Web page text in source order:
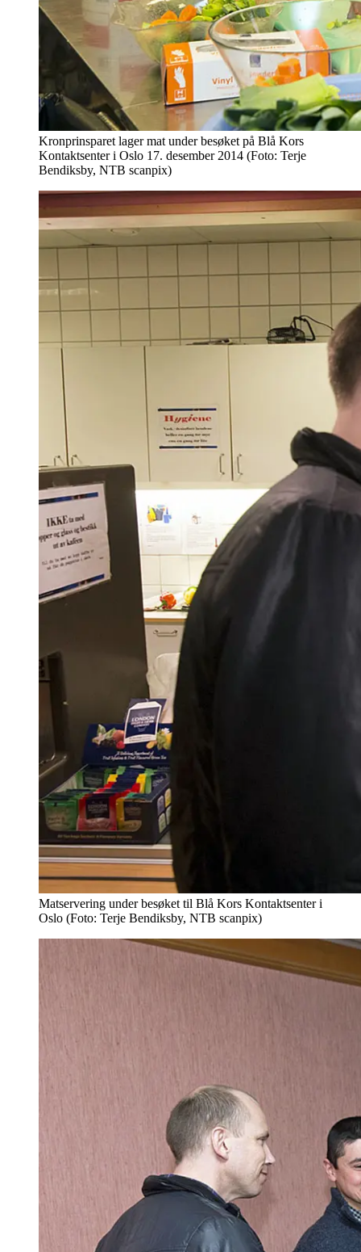
Kronprinsparet lager mat under besøket på Blå Kors
Kontaktsenter i Oslo 17. desember 2014 (Foto: Terje
Bendiksby, NTB scanpix)
Matservering under besøket til Blå Kors Kontaktsenter i
Oslo (Foto: Terje Bendiksby, NTB scanpix)